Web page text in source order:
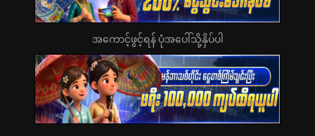
အကောင့်ဖွင့်ရန် ပုံအပေါ်သို့နှိပ်ပါ